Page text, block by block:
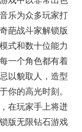
乐为众多玩家打
葩战斗家解锁版
式和数十位能力
一个角色都有着
以貌取人，造型
你的高光时刻。
在玩家手上将迸
版无限钻石游戏